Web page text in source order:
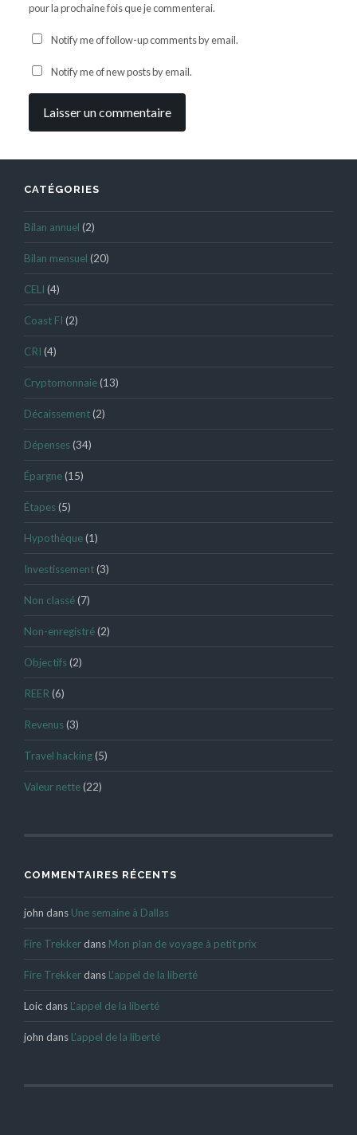
pour la prochaine fois que je commenterai.
Notify me of follow-up comments by email.
Notify me of new posts by email.
CATÉGORIES
Bilan annuel (2)
Bilan mensuel (20)
CELI (4)
Coast FI (2)
CRI (4)
Cryptomonnaie(13)
Décaissement(2)
Dépenses(34)
Épargne(15)
Étapes(5)
Hypothèque(1)
Investissement(3)
Non classé(7)
Non-enregistré(2)
Objectifs(2)
REER(6)
Revenus(3)
Travel hacking(5)
Valeur nette(22)
COMMENTAIRES RÉCENTS
john dans Une semaine à Dallas
Fire Trekkerdans Mon plan de voyage à petit prix
Fire Trekkerdans L’appel de la liberté
Loic dans L’appel de la liberté
john dans L’appel de la liberté